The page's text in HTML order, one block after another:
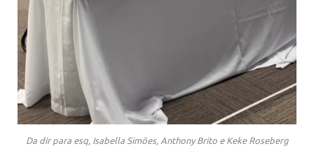
Da dir para esq, Isabella Simões, Anthony Brito e Keke Roseberg